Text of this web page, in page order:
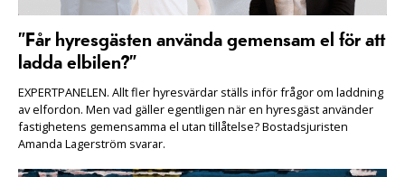
”Får hyresgästen använda gemensam el för att
ladda elbilen?”
EXPERTPANELEN. Allt fler hyresvärdar ställs inför frågor om laddning
av elfordon. Men vad gäller egentligen när en hyresgäst använder
fastighetens gemensamma el utan tillåtelse? Bostadsjuristen
Amanda Lagerström svarar.